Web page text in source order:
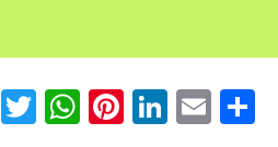
Facebook
Twitter
WhatsApp
Pinterest